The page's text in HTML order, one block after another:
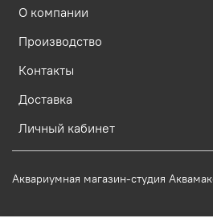
О компании
Производство
Контакты
Доставка
Личный кабинет
Аквариумная магазин-студия